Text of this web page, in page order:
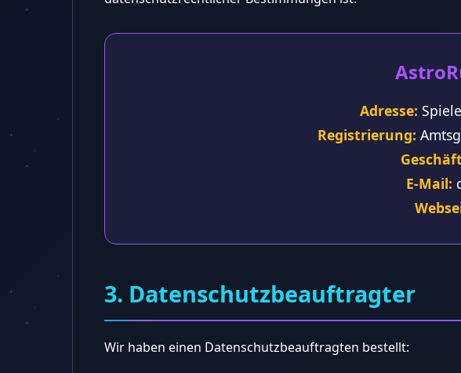
Adresse:
Registrierung:
E-Mail:
3. Datenschutzbeauftragter
Wir haben einen Datenschutzbeauftragten bestellt: